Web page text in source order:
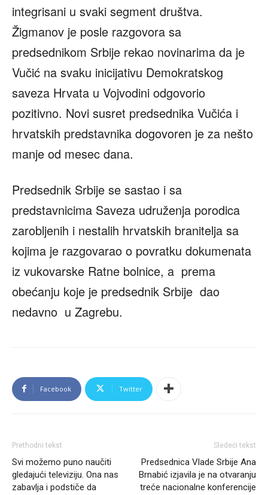
integrisani u svaki segment društva.
Žigmanov je posle razgovora sa
predsednikom Srbije rekao novinarima da je
Vučić na svaku inicijativu Demokratskog
saveza Hrvata u Vojvodini odgovorio
pozitivno. Novi susret predsednika Vučića i
hrvatskih predstavnika dogovoren je za nešto
manje od mesec dana.
Predsednik Srbije se sastao i sa
predstavnicima Saveza udruženja porodica
zarobljenih i nestalih hrvatskih branitelja sa
kojima je razgovarao o povratku dokumenata
iz vukovarske Ratne bolnice, a prema
obećanju koje je predsednik Srbije dao
nedavno u Zagrebu.
Facebook Twitter
Prethodni tekst
Svi možemo puno naučiti
gledajući televiziju. Ona nas
zabavlja i podstiče da
Sledeći tekst
Predsednica Vlade Srbije Ana
Brnabić izjavila je na otvaranju
treće nacionalne konferencije